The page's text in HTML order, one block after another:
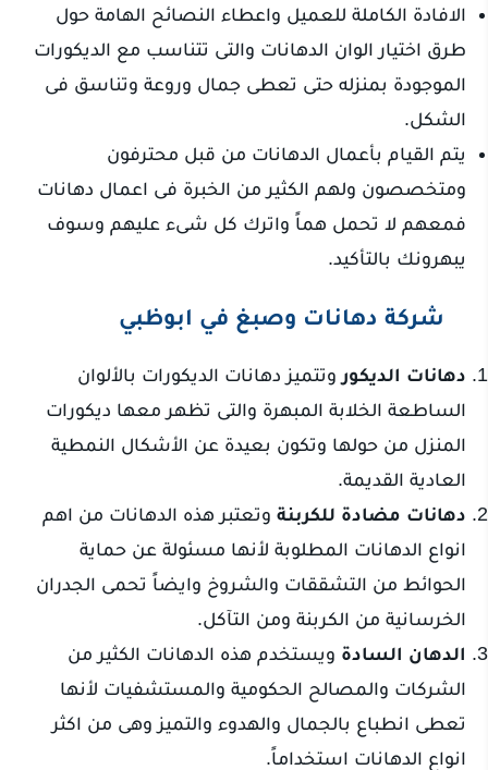
الافادة الكاملة للعميل واعطاء النصائح الهامة حول
طرق اختيار الوان الدهانات والتى تتناسب مع الديكورات
الموجودة بمنزله حتى تعطى جمال وروعة وتناسق فى
الشكل.
يتم القيام بأعمال الدهانات من قبل محترفون
ومتخصصون ولهم الكثير من الخبرة فى اعمال دهانات
فمعهم لا تحمل هماً واترك كل شىء عليهم وسوف
يبهرونك بالتأكيد.
شركة دهانات وصبغ في ابوظبي
دهانات الديكور وتتميز دهانات الديكورات بالألوان
الساطعة الخلابة المبهرة والتى تظهر معها ديكورات
المنزل من حولها وتكون بعيدة عن الأشكال النمطية
العادية القديمة.
دهانات مضادة للكربنة وتعتبر هذه الدهانات من اهم
انواع الدهانات المطلوبة لأنها مسئولة عن حماية
الحوائط من التشققات والشروخ وايضاً تحمى الجدران
الخرسانية من الكربنة ومن التآكل.
الدهان السادة ويستخدم هذه الدهانات الكثير من
الشركات والمصالح الحكومية والمستشفيات لأنها
تعطى انطباع بالجمال والهدوء والتميز وهى من اكثر
انواع الدهانات استخداماً.